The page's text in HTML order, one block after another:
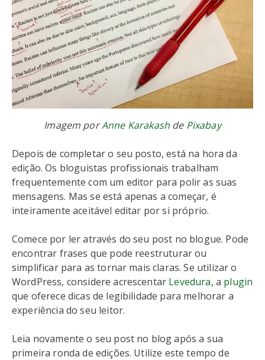
Imagem porAnne Karakash de Pixabay
Depois de completar o seu posto, está na hora da
edição. Os bloguistas profissionais trabalham
frequentemente com um editor para polir as suas
mensagens. Mas se está apenas a começar, é
inteiramente aceitável editar por si próprio.
Comece por ler através do seu post no blogue. Pode
encontrar frases que pode reestruturar ou
simplificar para as tornar mais claras. Se utilizar o
WordPress, considere acrescentar Levedura, a plugin
que oferece dicas de legibilidade para melhorar a
experiência do seu leitor.
Leia novamente o seu post no blog após a sua
primeira ronda de edições. Utilize este tempo de